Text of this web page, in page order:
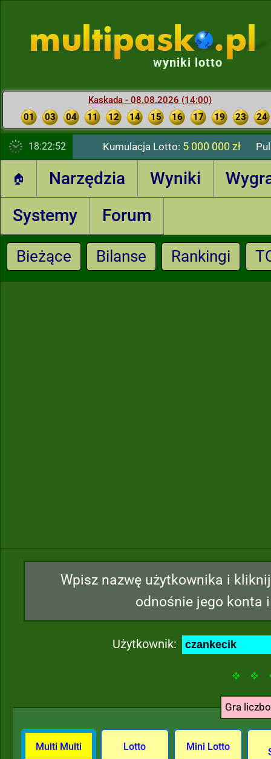
wyniki lotto
Kaskada - 08.08.2026 (14:00)
01
03 04 11 12 14 15 16 17 19 23 24
18:22:53 Kumulacja Lotto: 5 000 000 zł
🏠 Narzędzia Wyniki
Systemy
Forum
Bieżące Bilanse Rankingi
Wpisz nazwę użytkownika i
odnośnie jego konta
Użytkownik:
Gra
Multi Multi Lotto Mini Lotto